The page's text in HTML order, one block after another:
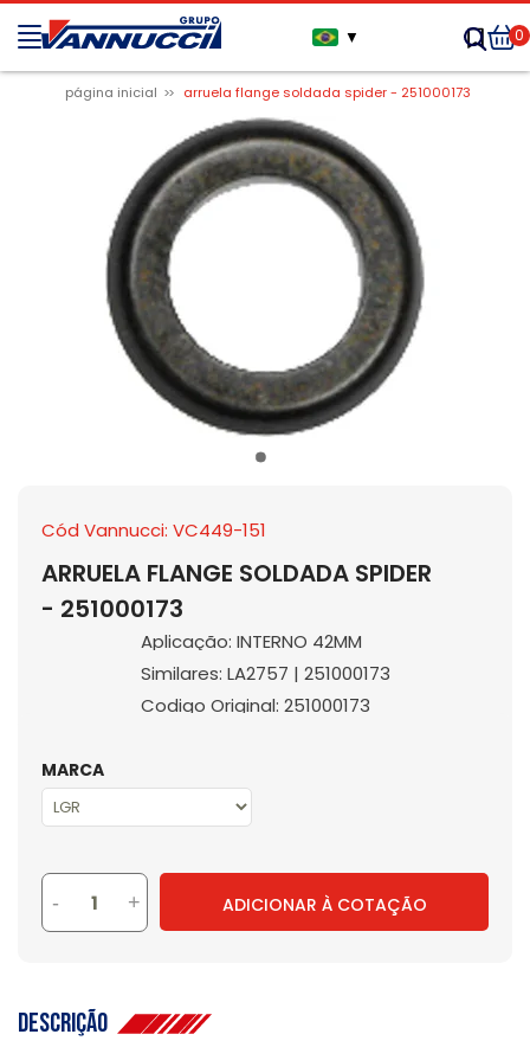
▼ 0
página inicial arruela flange soldada spider - 251000173
Cód Vannucci: VC449-151
ARRUELA FLANGE SOLDADA SPIDER
- 251000173
Aplicação: INTERNO 42MM
Similares: LA2757 | 251000173
Codigo Original: 251000173
MARCA
- + ADICIONAR À COTAÇÃO
Descrição